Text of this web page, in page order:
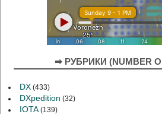
➡ РУБРИКИ (NUMBER
DX (433)
DXpedition (32)
IOTA(139)